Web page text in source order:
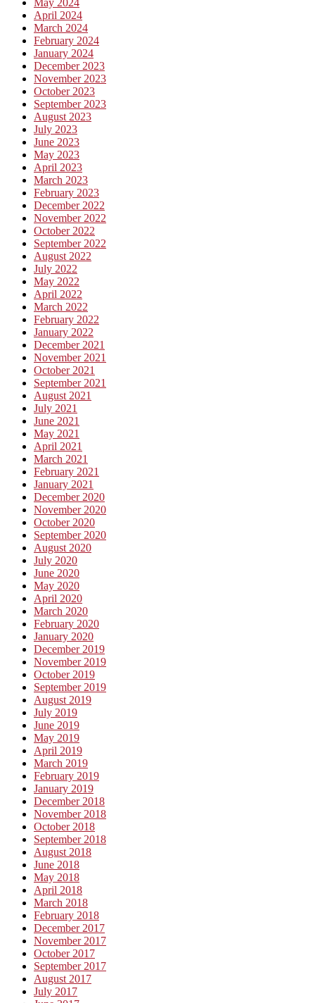
May 2024
April 2024
March 2024
February 2024
January 2024
December 2023
November 2023
October 2023
September 2023
August 2023
July 2023
June 2023
May 2023
April 2023
March 2023
February 2023
December 2022
November 2022
October 2022
September 2022
August 2022
July 2022
May 2022
April 2022
March 2022
February 2022
January 2022
December 2021
November 2021
October 2021
September 2021
August 2021
July 2021
June 2021
May 2021
April 2021
March 2021
February 2021
January 2021
December 2020
November 2020
October 2020
September 2020
August 2020
July 2020
June 2020
May 2020
April 2020
March 2020
February 2020
January 2020
December 2019
November 2019
October 2019
September 2019
August 2019
July 2019
June 2019
May 2019
April 2019
March 2019
February 2019
January 2019
December 2018
November 2018
October 2018
September 2018
August 2018
June 2018
May 2018
April 2018
March 2018
February 2018
December 2017
November 2017
October 2017
September 2017
August 2017
July 2017